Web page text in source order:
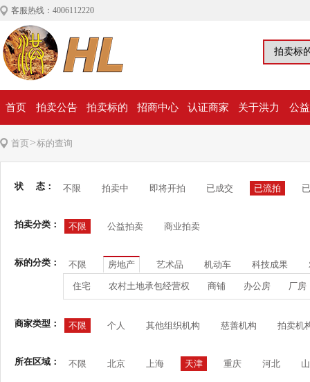
客服热线：4006112220
首页 拍卖公告 拍卖标的 招商中心 认证商家 关于洪力 公
首页>标的查询
状 态： 不限 拍卖中 即将开拍 已成交 已流拍
拍卖分类： 不限 公益拍卖 商业拍卖
标的分类： 不限 房地产 艺术品 机动车 科技成果
住宅 农村土地承包经营权 商铺 办公房 厂房
商家类型： 不限 个人 其他组织机构 慈善机构 拍卖机
所在区域： 不限 北京 上海 天津 重庆 河北